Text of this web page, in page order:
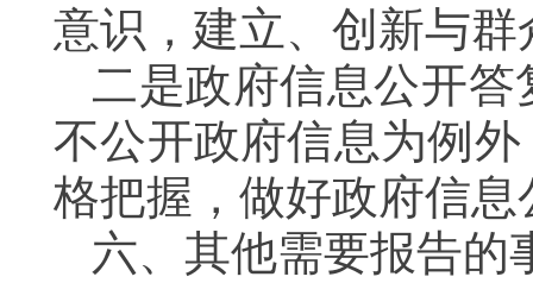
意识，建立、创新与
二是政府信息公开
不公开政府信息为例
格把握，做好政府信息
六、其他需要报告的